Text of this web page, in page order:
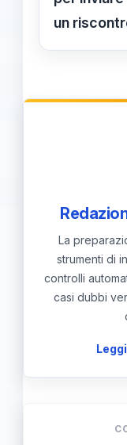
dell’ufficio.
un
Invia entro
ricevuta.
conferme
La
strumenti di
controlli
casi dubbi